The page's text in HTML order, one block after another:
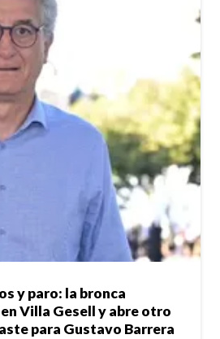
y paro: la bronca
Villa Gesell y abre otro
para Gustavo Barrera